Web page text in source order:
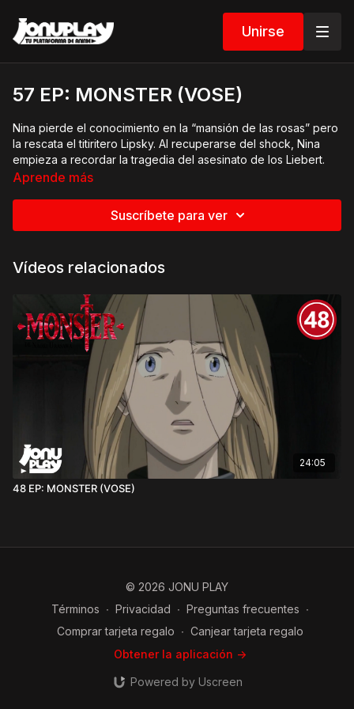
Unirse
57 EP: MONSTER (VOSE)
Nina pierde el conocimiento en la “mansión de las rosas” pero
la rescata el titiritero Lipsky. Al recuperarse del shock, Nina
empieza a recordar la tragedia del asesinato de los Liebert.
¡Johan dijo que había venido un “monstruo”!
Tenma llega también a la “mansión de las rosas”, pero el
edificio ha sido destruido por un incendio. Mientras observa el
que cuenta el general?
Aprende más
Suscríbete para ver
Vídeos relacionados
24:05
48 EP: MONSTER (VOSE)
© 2026 JONU PLAY
Términos ∙ Privacidad ∙ Preguntas frecuentes ∙
Comprar tarjeta regalo ∙ Canjear tarjeta regalo
Obtener la aplicación ->
Powered by Uscreen